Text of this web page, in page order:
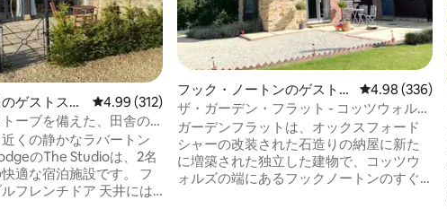
ゲストスイ
レビュー312件、5つ星中4.99つ星の平均評価
4.99 (312)
ーブを備えた、田舎の
ルーム
くの静かなラバートン
のThe Studioは、2名
適な宿泊施設です。 フ
フレンチドア 天井には
フック・ノートンのゲストス
イート
レビュー336
4.98 (336)
ザ・ガーデン・フラット - コッツウォルズ
の豪華なダブルアパートメント
ガーデンフラットは、オックスフォード
シャーの改装された石造りの納屋に新た
に増築された独立した建物で、コッツウ
ォルズの端にあるフックノートンのすぐ